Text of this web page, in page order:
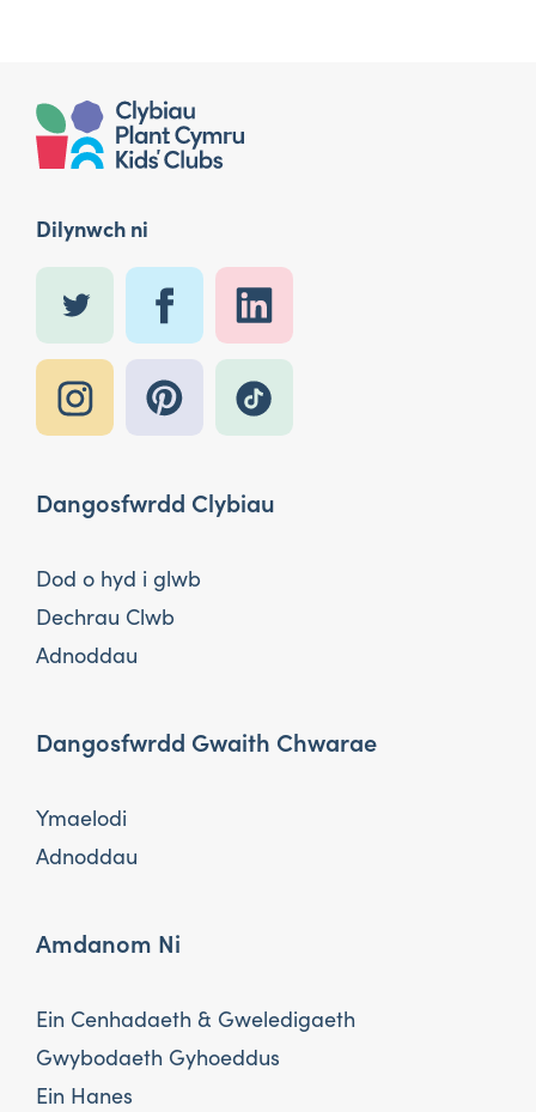
Dilynwch ni
Dangosfwrdd Clybiau
Dod o hyd i glwb
Dechrau Clwb
Adnoddau
Dangosfwrdd Gwaith Chwarae
Ymaelodi
Adnoddau
Amdanom Ni
Ein Cenhadaeth & Gweledigaeth
Gwybodaeth Gyhoeddus
Ein Hanes